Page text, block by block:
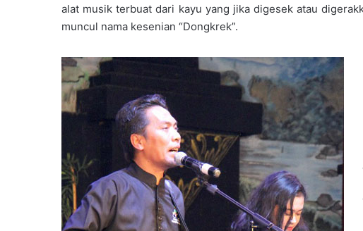
alat musik terbuat dari kayu yang jika digesek atau
muncul nama kesenian “Dongkrek”.